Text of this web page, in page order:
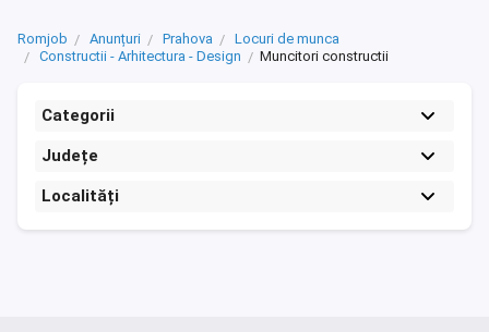
Romjob Anunțuri Prahova
Locuri de munca
Constructii - Arhitectura - Design
Muncitori constructii
Categorii
Județe
Localități